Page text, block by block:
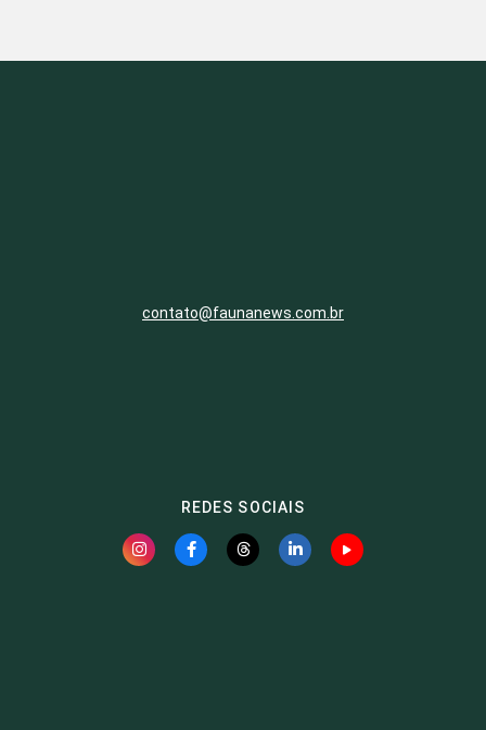
contato@faunanews.com.br
REDES SOCIAIS